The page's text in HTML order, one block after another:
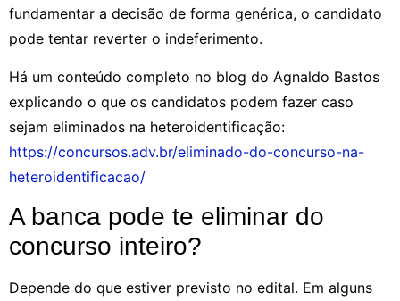
fundamentar a decisão de forma genérica, o candidato
pode tentar reverter o indeferimento.
Há um conteúdo completo no blog do Agnaldo Bastos
explicando o que os candidatos podem fazer caso
sejam eliminados na heteroidentificação:
https://concursos.adv.br/eliminado-do-concurso-na-
heteroidentificacao/
A banca pode te eliminar do
concurso inteiro?
Depende do que estiver previsto no edital. Em alguns